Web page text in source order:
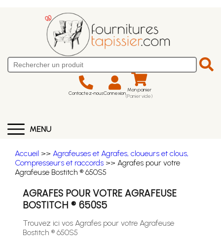
Contactez-nousConnexion Mon panier
(Panier vide)
MENU
Accueil >> Agrafeuses et Agrafes, cloueurs et clous,
Compresseurs et raccords >> Agrafes pour votre
Agrafeuse Bostitch ® 650S5
AGRAFES POUR VOTRE AGRAFEUSE
BOSTITCH ® 650S5
Trouvez ici vos Agrafes pour votre Agrafeuse
Bostitch ® 650S5